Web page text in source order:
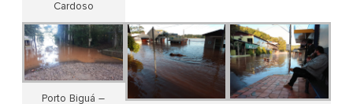
Cardoso
Porto Biguá –